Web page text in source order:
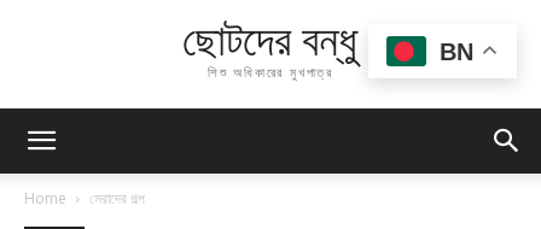
ছোটদের বন্ধু
শিশু অধিকারের মুখপাত্র
Home সেরাদের গল্প
BN